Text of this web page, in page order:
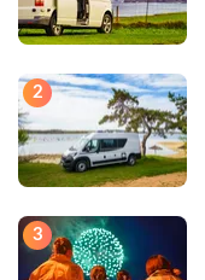
2
3